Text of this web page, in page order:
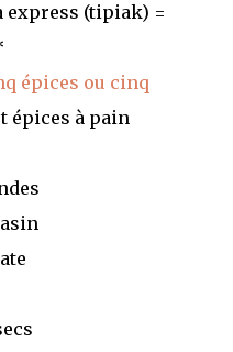
express (tipiak) =
épices ou cinq
épices à pain